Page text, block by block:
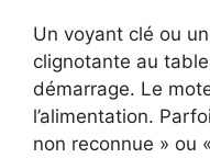
Un voyant clé ou
clignotante au
démarrage. Le
l’alimentation.
non reconnue » ou